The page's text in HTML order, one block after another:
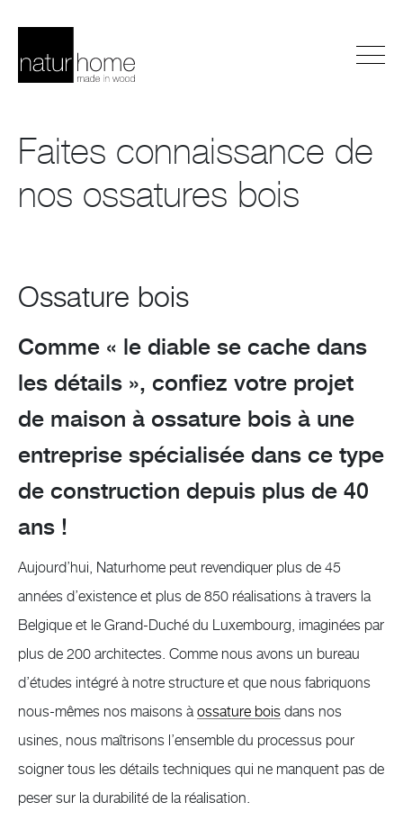
Faites connaissance de
nos ossatures bois
Ossature bois
Comme « le diable se cache dans
les détails », confiez votre projet
de maison à ossature bois à une
entreprise spécialisée dans ce type
de construction depuis plus de 40
ans !
Aujourd’hui, Naturhome peut revendiquer plus de 45
années d’existence et plus de 850 réalisations à travers la
Belgique et le Grand-Duché du Luxembourg, imaginées par
plus de 200 architectes. Comme nous avons un bureau
d’études intégré à notre structure et que nous fabriquons
nous-mêmes nos maisons à ossature bois dans nos
usines, nous maîtrisons l’ensemble du processus pour
soigner tous les détails techniques qui ne manquent pas de
peser sur la durabilité de la réalisation.